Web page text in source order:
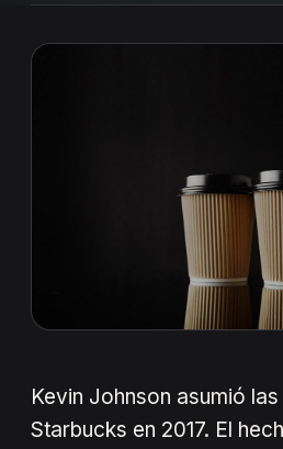
Kevin Johnson asumió
Starbucks en 2017. El